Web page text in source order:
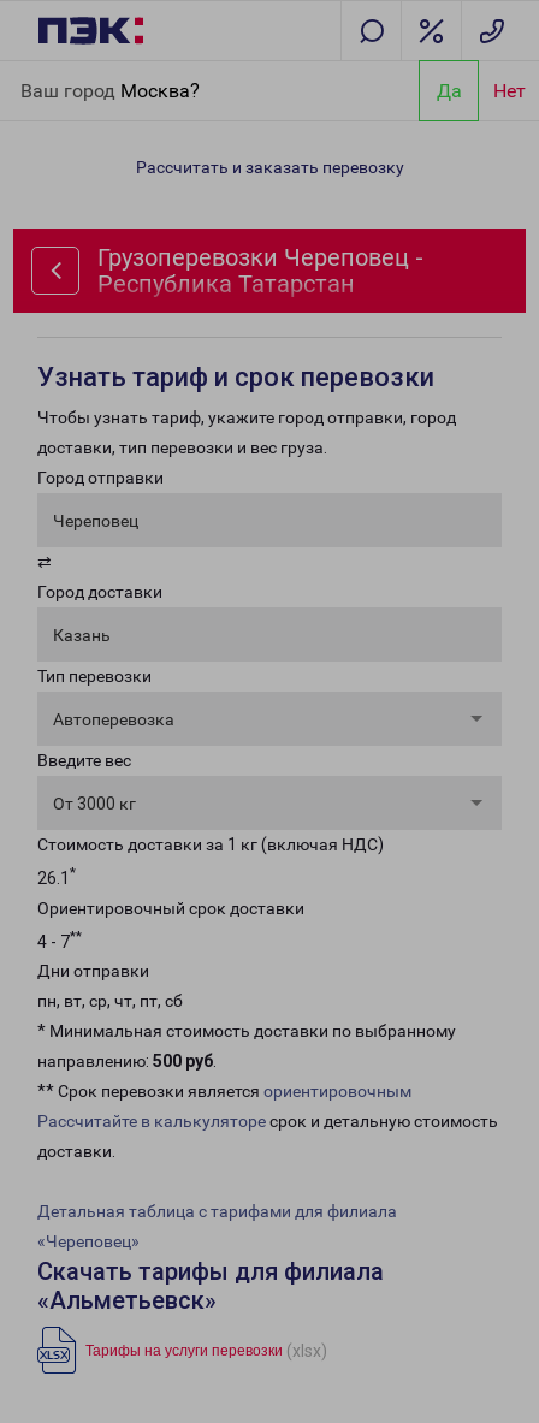
Ваш город Москва? Да Нет
Республика Татарстан
Рассчитать и заказать перевозку
Грузоперевозки Череповец -
Республика Татарстан
Узнать тариф и срок перевозки
Чтобы узнать тариф, укажите город отправки, город
доставки, тип перевозки и вес груза.
Город отправки
Череповец
⇄
Город доставки
Казань
Тип перевозки
Автоперевозка
Введите вес
От 3000 кг
Стоимость доставки за 1 кг (включая НДС)
26.1 *
Ориентировочный срок доставки
4 - 7**
Дни отправки
пн, вт, ср, чт, пт, сб
* Минимальная стоимость доставки по выбранному
направлению: 500 руб.
** Срок перевозки является ориентировочным
Рассчитайте в калькуляторесрок и детальную стоимость
доставки.
Детальная таблица с тарифами для филиала
«Череповец»
Скачать тарифы для филиала
«Альметьевск»
Тарифы на услуги перевозки (xlsx)